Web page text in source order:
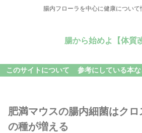
腸内フローラを中心に健康について
腸から始めよ【体質
このサイトについて 参考にしている本
肥満マウスの腸内細菌はク
の種が増える